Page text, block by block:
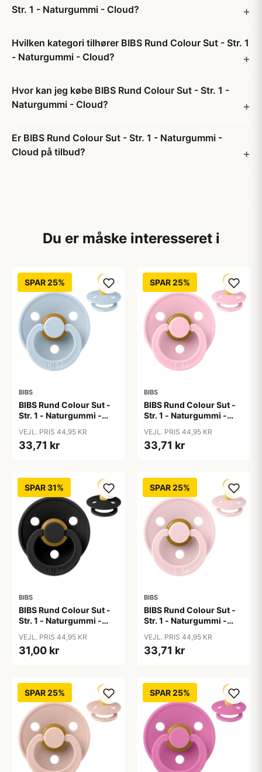
Str. 1 - Naturgummi - Cloud?
Hvilken kategori tilhører BIBS Rund Colour Sut - Str. 1
- Naturgummi - Cloud?
Hvor kan jeg købe BIBS Rund Colour Sut - Str. 1 -
Naturgummi - Cloud?
Er BIBS Rund Colour Sut - Str. 1 - Naturgummi -
Cloud på tilbud?
Du er måske interesseret i
SPAR 25%
BIBS
BIBS Rund Colour Sut -
Str. 1 - Naturgummi -
VEJL. PRIS 44,95 KR
33,71 kr
SPAR 25%
BIBS
BIBS Rund Colour Sut -
Str. 1 - Naturgummi -
VEJL. PRIS 44,95 KR
33,71 kr
SPAR 31%
BIBS
BIBS Rund Colour Sut -
Str. 1 - Naturgummi -
VEJL. PRIS 44,95 KR
31,00 kr
SPAR 25%
BIBS
BIBS Rund Colour Sut -
Str. 1 - Naturgummi -
VEJL. PRIS 44,95 KR
33,71 kr
SPAR 25% SPAR 25%